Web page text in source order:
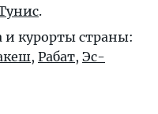
.
и курорты страны:
, Рабат, Эс-